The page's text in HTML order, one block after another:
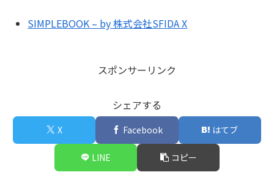
SIMPLEBOOK – by 株式会社SFIDA X
スポンサーリンク
シェアする
X Facebook はてブ
LINE コピー